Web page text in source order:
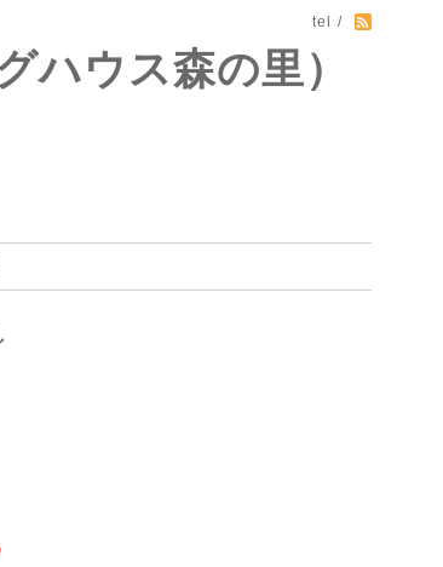
tel /
ハウス森の里）